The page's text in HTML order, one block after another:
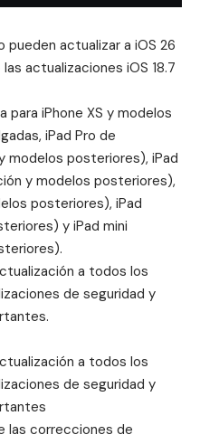
pueden actualizar a iOS 26
actualizaciones iOS 18.7
para iPhone XS y modelos
iPad Pro de
modelos posteriores), iPad
y modelos posteriores),
posteriores), iPad
y iPad mini
a todos los
de seguridad y
a todos los
de seguridad y
las correcciones de